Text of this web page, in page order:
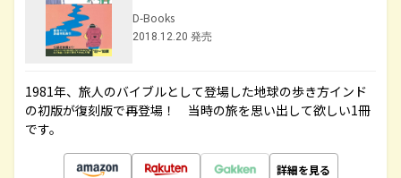
D-Books
2018.12.20 発売
1981年、旅人のバイブルとして登場した地球の歩き方インド
の初版が復刻版で再登場！ 当時の旅を思い出して欲しい1冊
です。
詳細を見る